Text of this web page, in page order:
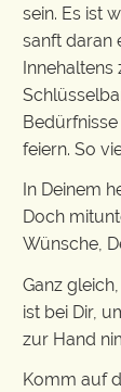
sein. Es ist
sanft daran
Innehaltens
feiern. So
In Deinem
Doch
Wünsche,
Ganz
ist bei Dir,
zur Hand
Komm auf